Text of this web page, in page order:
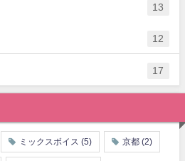
13
12
17
ミックスボイス (5) 京都 (2)